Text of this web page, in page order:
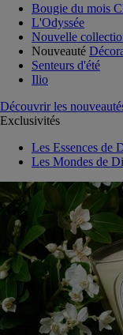
Bougie du mois
L'Odyssée
Nouvelle
Nouveauté
Senteurs d'été
Ilio
Découvrir les
Exclusivités
Les Essences de
Les Mondes de